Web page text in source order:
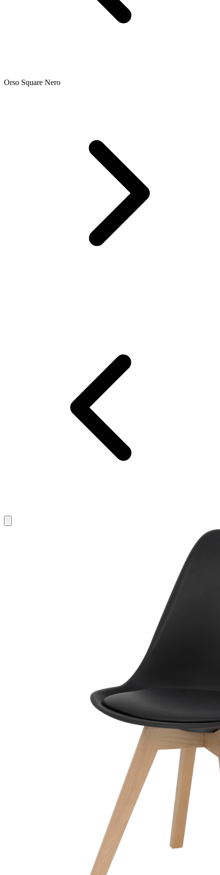
Orso Square Nero